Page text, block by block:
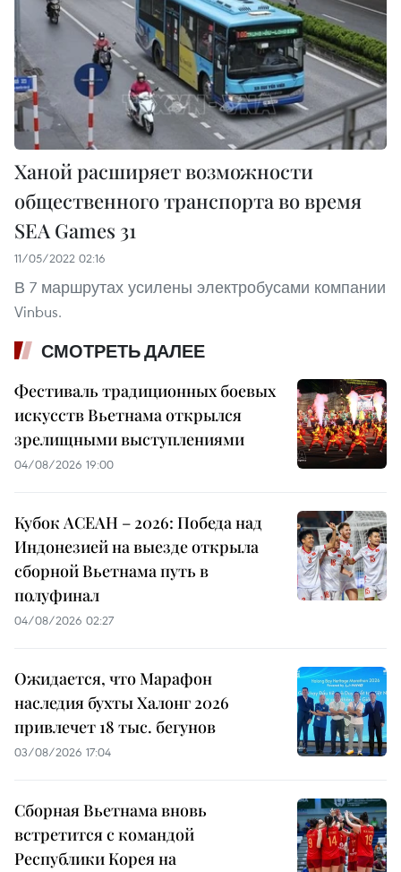
Ханой расширяет возможности
общественного транспорта во время
SEA Games 31
11/05/2022 02:16
В 7 маршрутах усилены электробусами компании
Vinbus.
СМОТРЕТЬ ДАЛЕЕ
Фестиваль традиционных боевых
искусств Вьетнама открылся
зрелищными выступлениями
04/08/2026 19:00
Кубок АСЕАН – 2026: Победа над
Индонезией на выезде открыла
сборной Вьетнама путь в
полуфинал
04/08/2026 02:27
Ожидается, что Марафон
наследия бухты Халонг 2026
привлечет 18 тыс. бегунов
03/08/2026 17:04
Сборная Вьетнама вновь
встретится с командой
Республики Корея на